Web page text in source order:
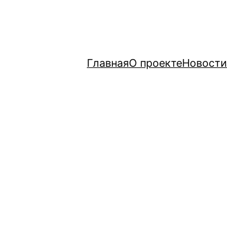
ГлавнаяО проектеНовости